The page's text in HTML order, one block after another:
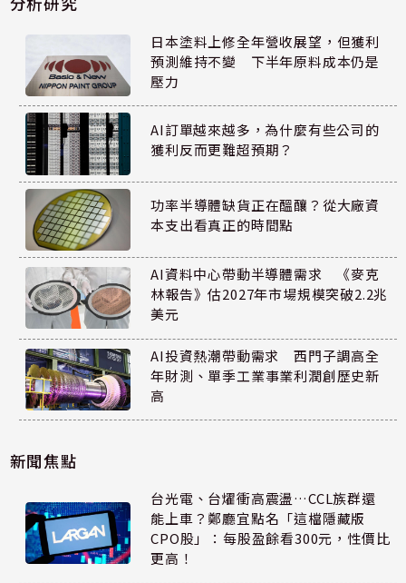
日本塗料上修全年營收展望，但獲利
預測維持不變 下半年原料成本仍是
壓力
AI訂單越來越多，為什麼有些公司的
獲利反而更難超預期？
功率半導體缺貨正在醞釀？從大廠資
本支出看真正的時間點
AI資料中心帶動半導體需求 《麥克
林報告》估2027年市場規模突破2.2兆
美元
AI投資熱潮帶動需求 西門子調高全
年財測、單季工業事業利潤創歷史新
高
新聞焦點
台光電、台燿衝高震盪…CCL族群還
能上車？鄭廳宜點名「這檔隱藏版
CPO股」：每股盈餘看300元，性價比
更高！